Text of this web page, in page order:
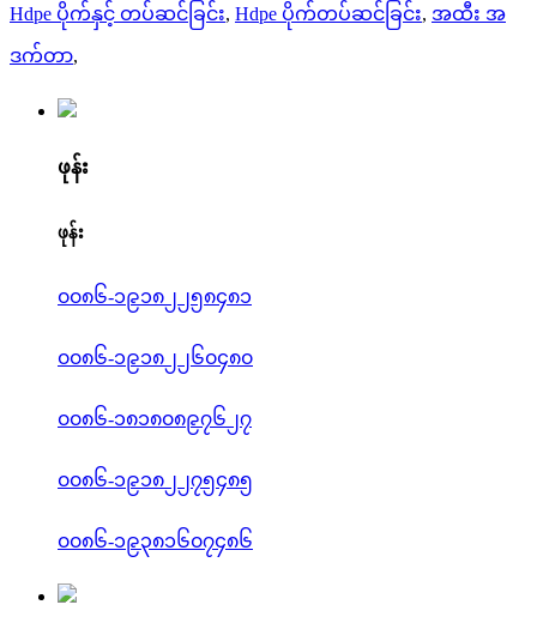
Hdpe ပိုက်နှင့် တပ်ဆင်ခြင်း, Hdpe ပိုက်တပ်ဆင်ခြင်း, အထီး အ
ဒက်တာ,
ဖုန်း
ဖုန်း
၀၀၈၆-၁၉၁၈၂၂၅၈၄၈၁
၀၀၈၆-၁၉၁၈၂၂၆၀၄၈၀
၀၀၈၆-၁၈၁၈၀၈၉၇၆၂၇
၀၀၈၆-၁၉၁၈၂၂၇၅၄၈၅
၀၀၈၆-၁၉၃၈၁၆၀၇၄၈၆